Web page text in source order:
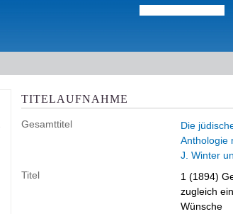
TITELAUFNAHME
Gesamttitel
Die
Anthologie
J. Winter
Titel
1 (1894)
zugleich
Wünsche